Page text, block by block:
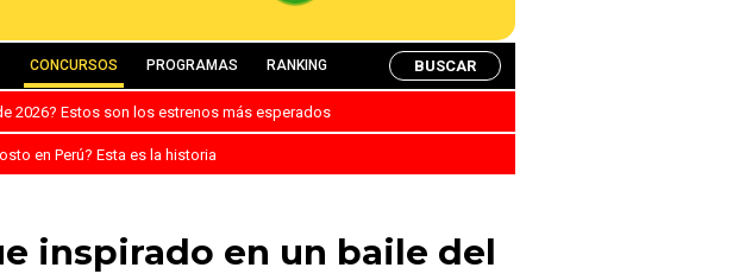
CONCURSOS PROGRAMAS RANKING BUSCAR
2026? Estos son los estrenos más esperados
en Perú? Esta es la historia
inspirado en un baile del